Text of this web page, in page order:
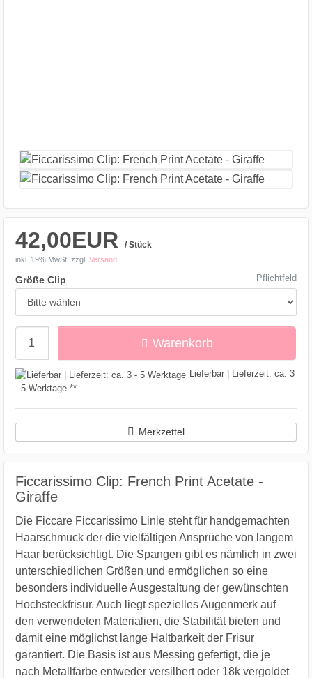
42,00EUR / Stück
inkl. 19% MwSt. zzgl. Versand
Größe Clip Pflichtfeld
Warenkorb
Lieferbar | Lieferzeit: ca. 3
- 5 Werktage **
Merkzettel
Ficcarissimo Clip: French Print Acetate -
Giraffe
Die Ficcare Ficcarissimo Linie steht für handgemachten
Haarschmuck der die vielfältigen Ansprüche von langem
Haar berücksichtigt. Die Spangen gibt es nämlich in zwei
unterschiedlichen Größen und ermöglichen so eine
besonders individuelle Ausgestaltung der gewünschten
Hochsteckfrisur. Auch liegt spezielles Augenmerk auf
den verwendeten Materialien, die Stabilität bieten und
damit eine möglichst lange Haltbarkeit der Frisur
garantiert. Die Basis ist aus Messing gefertigt, die je
nach Metallfarbe entweder versilbert oder 18k vergoldet